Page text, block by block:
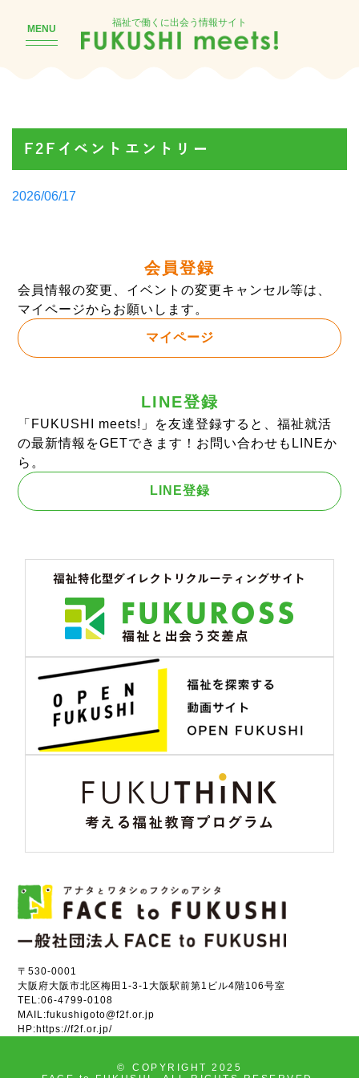
MENU
福祉で働くに出会う情報サイト
F2Fイベントエントリー
Posted
2026/06/17
会員登録
会員情報の変更、イベントの変更キャンセル等は、
マイページからお願いします。
マイページ
LINE登録
「FUKUSHI meets!」を友達登録すると、福祉就活
の最新情報をGETできます！お問い合わせもLINEか
ら。
LINE登録
〒530-0001
大阪府大阪市北区梅田1-3-1大阪駅前第1ビル4階106号室
TEL:06-4799-0108
MAIL:fukushigoto@f2f.or.jp
HP:https://f2f.or.jp/
©
COPYRIGHT 2025